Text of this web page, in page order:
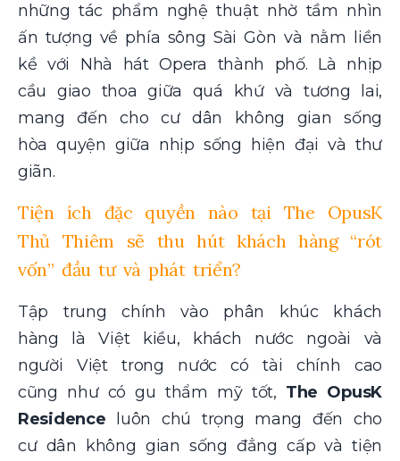
những tác phẩm nghệ thuật nhờ tầm nhìn
ấn tượng về phía sông Sài Gòn và nằm liền
kề với Nhà hát Opera thành phố. Là nhịp
cầu giao thoa giữa quá khứ và tương lai,
mang đến cho cư dân không gian sống
hòa quyện giữa nhịp sống hiện đại và thư
giãn.
Tiện ích đặc quyền nào tại The OpusK
Thủ Thiêm sẽ thu hút khách hàng “rót
vốn” đầu tư và phát triển?
Tập trung chính vào phân khúc khách
hàng là Việt kiều, khách nước ngoài và
người Việt trong nước có tài chính cao
cũng như có gu thẩm mỹ tốt, The OpusK
Residence luôn chú trọng mang đến cho
cư dân không gian sống đẳng cấp và tiện